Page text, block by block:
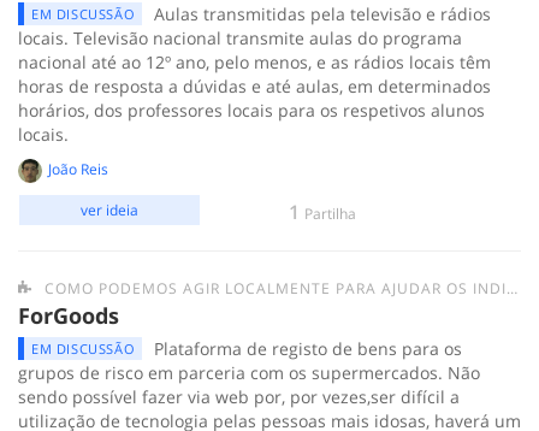
EM DISCUSSÃO
Aulas transmitidas pela televisão e rádios
locais. Televisão nacional transmite aulas do programa
nacional até ao 12º ano, pelo menos, e as rádios locais têm
horas de resposta a dúvidas e até aulas, em determinados
horários, dos professores locais para os respetivos alunos
locais.
João Reis
1 Partilha
ver ideia
COMO PODEMOS AGIR LOCALMENTE PARA AJUDAR OS INDIVÍDUOS/GRUPOS MAIS FRÁGEIS E AS PESSOAS EM SITUAÇÃO DE SEM-ABRIGO?
ForGoods
EM DISCUSSÃO
Plataforma de registo de bens para os
grupos de risco em parceria com os supermercados. Não
sendo possível fazer via web por, por vezes,ser difícil a
utilização de tecnologia pelas pessoas mais idosas, haverá um